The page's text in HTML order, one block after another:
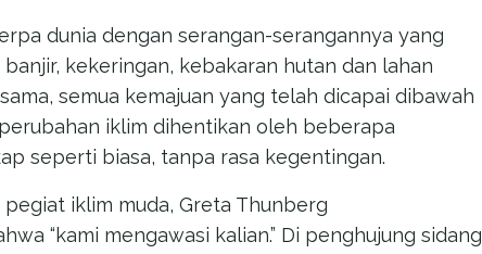
dunia dengan serangan-serangannya yang
kekeringan, kebakaran hutan dan lahan
semua kemajuan yang telah dicapai dibawah
iklim dihentikan oleh beberapa
seperti biasa, tanpa rasa kegentingan.
iklim muda, Greta Thunberg
“kami mengawasi kalian.” Di penghujung sidang